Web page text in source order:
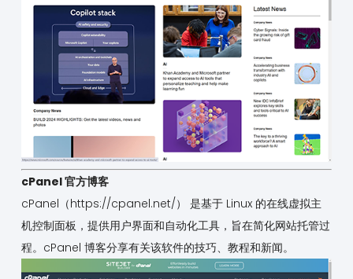
cPanel 官方博客
cPanel（https://cpanel.net/） 是基于 Linux 的在线虚拟主
机控制面板，提供用户界面和自动化工具，旨在简化网站托管过
程。cPanel 博客分享有关该软件的技巧、教程和新闻。